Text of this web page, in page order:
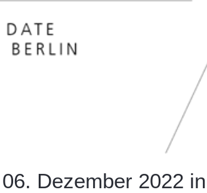
Dezember 2022 in